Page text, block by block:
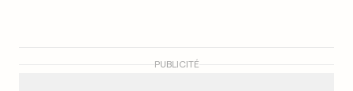
PUBLICITÉ